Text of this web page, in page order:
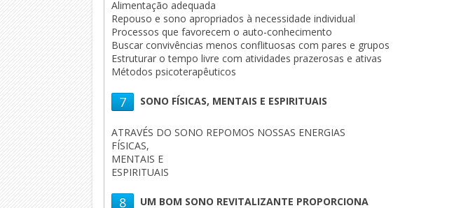
Alimentação adequada
Repouso e sono apropriados à necessidade individual
Processos que favorecem o auto-conhecimento
Buscar convivências menos conflituosas com pares e grupos
Estruturar o tempo livre com atividades prazerosas e ativas
Métodos psicoterapêuticos
7 SONO FÍSICAS, MENTAIS E ESPIRITUAIS
ATRAVÉS DO SONO REPOMOS NOSSAS ENERGIAS
FÍSICAS,
MENTAIS E
ESPIRITUAIS
8 UM BOM SONO REVITALIZANTE PROPORCIONA